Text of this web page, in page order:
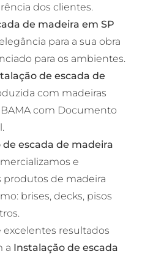
dos clientes.
de madeira em SP
para a sua obra
para os ambientes.
de escada de
com madeiras
com Documento
de escada de madeira
e
produtos de madeira
brises, decks, pisos
excelentes resultados
a Instalação de escada